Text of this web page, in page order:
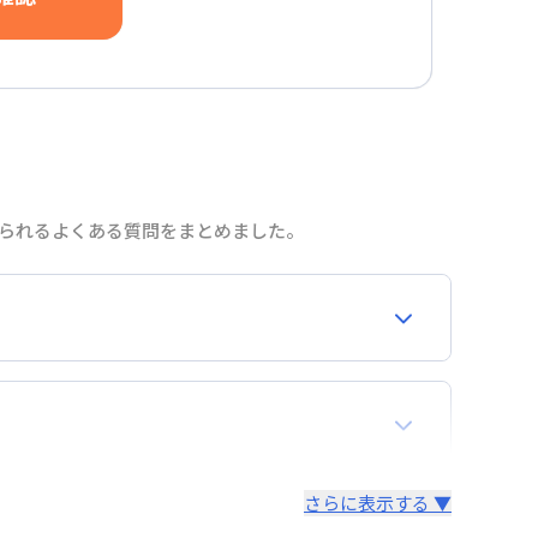
るよくある質問をまとめました。
わせください。
さらに表示する ▼